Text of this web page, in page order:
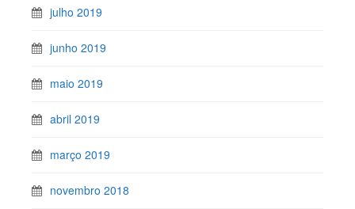
julho 2019
junho 2019
maio 2019
abril 2019
março 2019
novembro 2018